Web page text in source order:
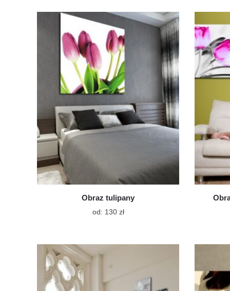
wiele
wariantów.
Opcje
można
stronie
produktu
Obraz tulipany
od: 130 złTen
wiele